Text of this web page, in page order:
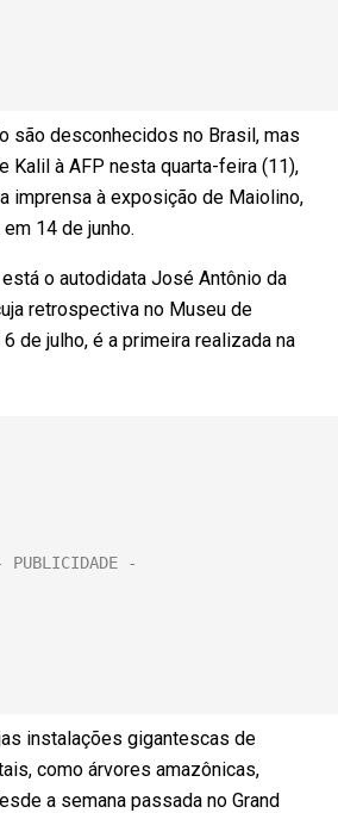
são desconhecidos no Brasil, mas
Kalil à AFP nesta quarta-feira (11),
imprensa à exposição de Maiolino,
14 de junho.
o autodidata José Antônio da
retrospectiva no Museu de
de julho, é a primeira realizada na
instalações gigantescas de
como árvores amazônicas,
a semana passada no Grand